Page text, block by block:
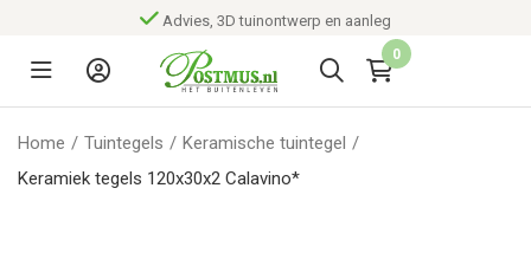
Advies, 3D tuinontwerp en aanleg
0
Home / Tuintegels / Keramische tuintegel /
Keramiek tegels 120x30x2 Calavino*